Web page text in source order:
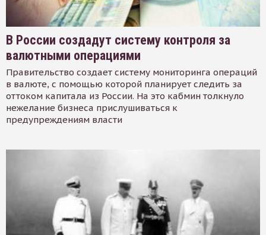
В России создадут систему контроля за
валютными операциями
Правительство создает систему мониторинга операций
в валюте, с помощью которой планирует следить за
оттоком капитала из России. На это кабмин толкнуло
нежелание бизнеса прислушиваться к
предупреждениям власти